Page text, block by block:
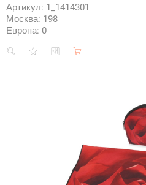
Артикул: 1_1414301
Москва: 198
Европа: 0